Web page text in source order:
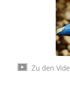
Zu den